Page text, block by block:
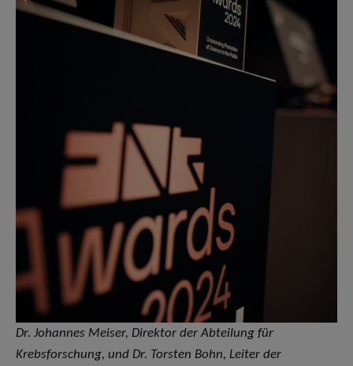
Dr. Johannes Meiser, Direktor der Abteilung für
Krebsforschung, und Dr. Torsten Bohn, Leiter der